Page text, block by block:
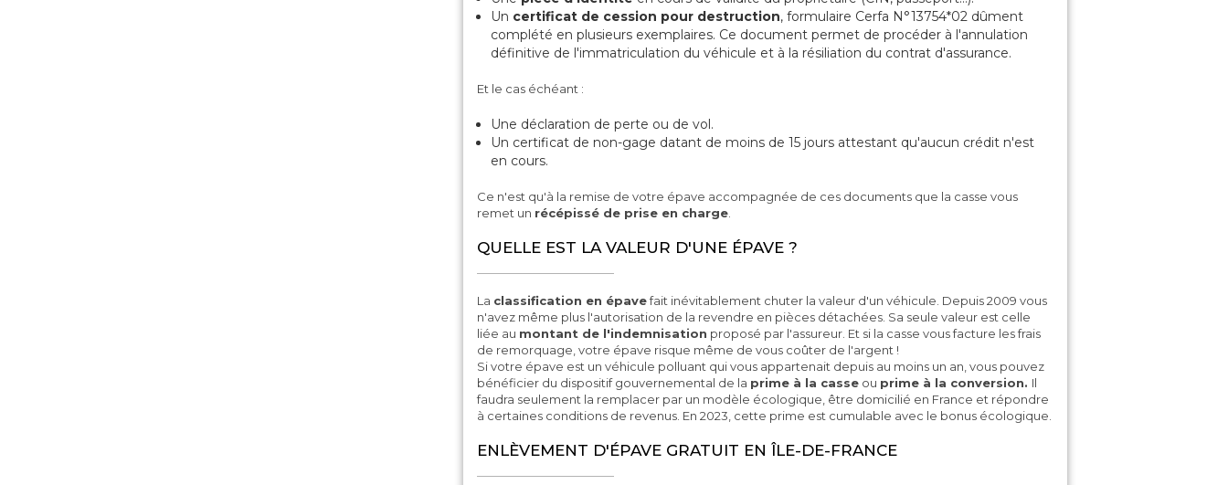
Un certificat de cession pour destruction, formulaire Cerfa N°13754*02 dûment
complété en plusieurs exemplaires. Ce document permet de procéder à l'annulation
définitive de l'immatriculation du véhicule et à la résiliation du contrat d'assurance.
Et le cas échéant :
Une déclaration de perte ou de vol.
Un certificat de non-gage datant de moins de 15 jours attestant qu'aucun crédit n'est
en cours.
Ce n'est qu'à la remise de votre épave accompagnée de ces documents que la casse vous
remet un récépissé de prise en charge.
QUELLE EST LA VALEUR D'UNE ÉPAVE ?
La classification en épavefait inévitablement chuter la valeur d'un véhicule. Depuis 2009 vous
n'avez même plus l'autorisation de la revendre en pièces détachées. Sa seule valeur est celle
liée au montant de l'indemnisation proposé par l'assureur. Et si la casse vous facture les frais
de remorquage, votre épave risque même de vous coûter de l'argent !
Si votre épave est un véhicule polluant qui vous appartenait depuis au moins un an, vous pouvez
bénéficier du dispositif gouvernemental de la prime à la casseou prime à la conversion. Il
faudra seulement la remplacer par un modèle écologique, être domicilié en France et répondre
à certaines conditions de revenus. En 2023, cette prime est cumulable avec le bonus écologique.
ENLÈVEMENT D'ÉPAVE GRATUIT EN ÎLE-DE-FRANCE